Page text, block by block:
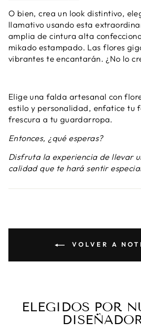
O bien, crea un look distintivo,
llamativo usando esta
amplia de cintura alta
mikado estampado. Las flores
vibrantes te encantarán. ¿No lo
Elige una falda artesanal con
estilo y personalidad, enfatice tu
frescura a tu guardarropa.
Entonces, ¿qué esperas?
Disfruta la experiencia de llevar
calidad que te hará sentir
VOLVER A
ELEGIDOS POR